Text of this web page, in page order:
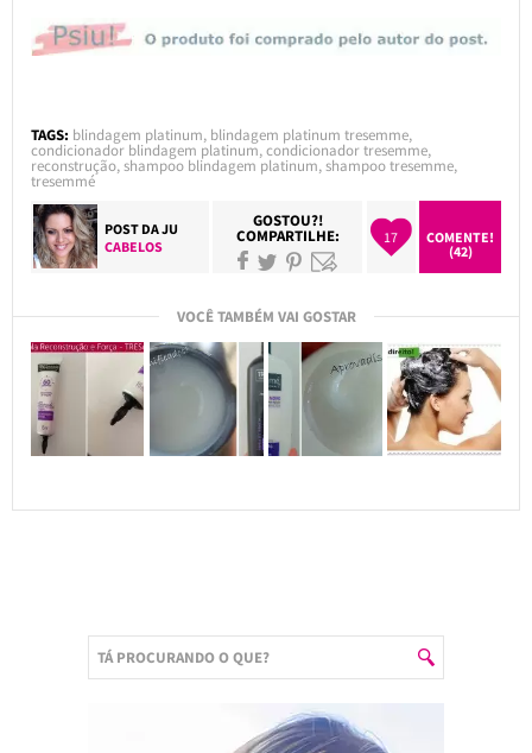
TAGS: blindagem platinum, blindagem platinum tresemme,
condicionador blindagem platinum,condicionador tresemme,
reconstrução,shampoo blindagem platinum,shampoo tresemme,
tresemmé
POST DAJU
CABELOS
GOSTOU?!
COMPARTILHE: 17
COMENTE!
(42)
VOCÊ TAMBÉM VAI GOSTAR